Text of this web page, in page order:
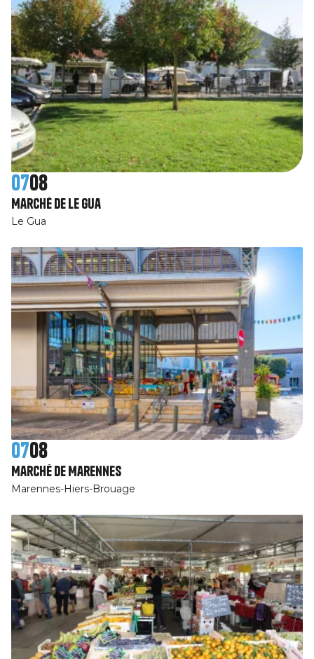
0708
Marché de Le Gua
Le Gua
0708
Marché de Marennes
Marennes-Hiers-Brouage